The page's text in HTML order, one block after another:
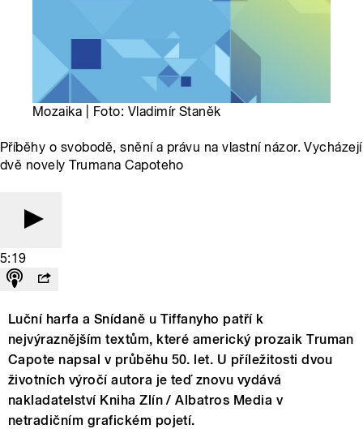
Mozaika | Foto: Vladimír Staněk
Příběhy o svobodě, snění a právu na vlastní názor. Vycházejí
dvě novely Trumana Capoteho
5:19
Luční harfa a Snídaně u Tiffanyho patří k
nejvýraznějším textům, které americký prozaik Truman
Capote napsal v průběhu 50. let. U příležitosti dvou
životních výročí autora je teď znovu vydává
nakladatelství Kniha Zlín / Albatros Media v
netradičním grafickém pojetí.